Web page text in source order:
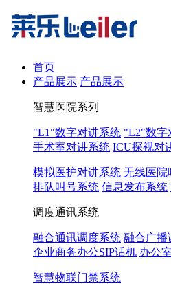
首页
产品展示 产品展示
智慧医院系列
"L1"数字对讲系统 "L2"数字
手术室对讲系统 ICU探视对
模拟医护对讲系统 无线医院
排队叫号系统 信息发布系统
调度通讯系统
融合通讯调度系统 融合广播
企业商务办公SIP话机 办公
智慧物联门禁系统